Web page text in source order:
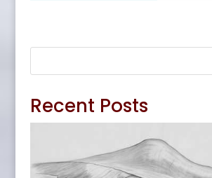
Recent Posts